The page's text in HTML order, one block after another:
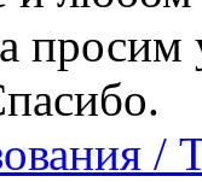
просим
/